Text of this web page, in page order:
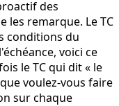
des
les remarque. Le TC
conditions du
voici ce
le TC qui dit « le
voulez-vous faire
sur chaque